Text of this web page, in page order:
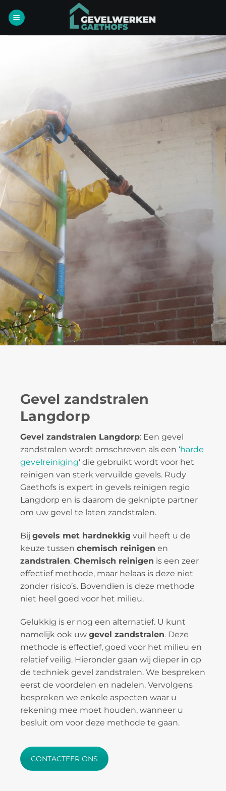
naar
Gevel zandstralen
Langdorp
Gevel zandstralen Langdorp: Een gevel
zandstralen wordt omschreven als een ‘harde
gevelreiniging‘ die gebruikt wordt voor het
reinigen van sterk vervuilde gevels. Rudy
Gaethofs is expert in gevels reinigen regio
Langdorp en is daarom de geknipte partner
om uw gevel te laten zandstralen.
Bij gevels met hardnekkig vuil heeft u de
keuze tussen chemisch reinigen en
zandstralen. Chemisch reinigen is een zeer
effectief methode, maar helaas is deze niet
zonder risico’s. Bovendien is deze methode
niet heel goed voor het milieu.
Gelukkig is er nog een alternatief. U kunt
namelijk ook uw gevel zandstralen. Deze
methode is effectief, goed voor het milieu en
relatief veilig. Hieronder gaan wij dieper in op
de techniek gevel zandstralen. We bespreken
eerst de voordelen en nadelen. Vervolgens
bespreken we enkele aspecten waar u
rekening mee moet houden, wanneer u
besluit om voor deze methode te gaan.
CONTACTEER ONS